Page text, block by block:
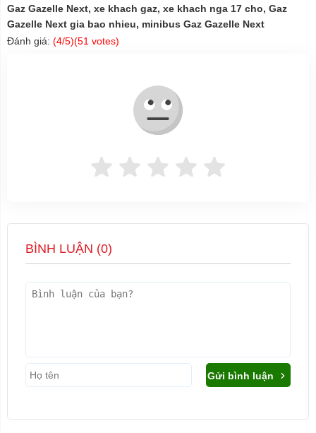
Gaz Gazelle Next, xe khach gaz, xe khach nga 17 cho, Gaz
Gazelle Next gia bao nhieu, minibus Gaz Gazelle Next
Đánh giá: (4/5)(51 votes)
BÌNH LUẬN (0)
Gửi bình luận